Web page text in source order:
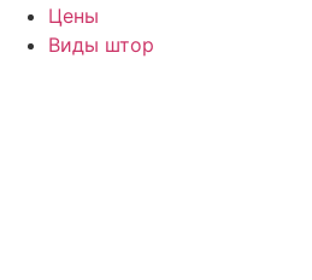
Цены
Виды штор